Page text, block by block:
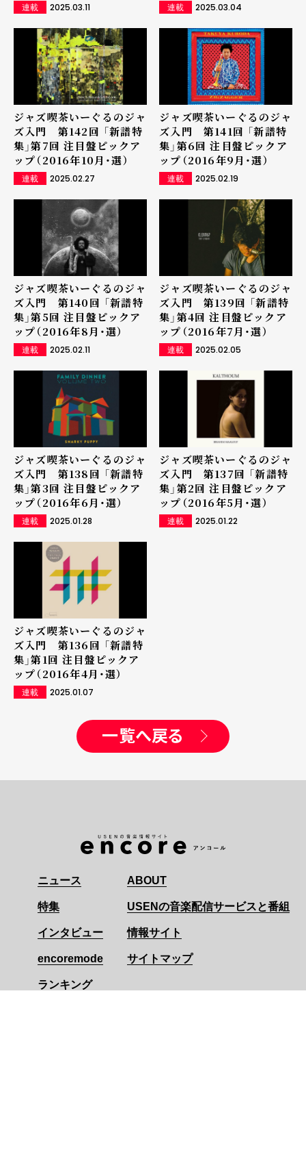
連載 2025.03.11 連載 2025.03.04
ジャズ喫茶いーぐるのジャ
ズ入門 第142回 「新譜特
集」第7回 注目盤ピックア
ップ（2016年10月・選）
連載 2025.02.27
ジャズ喫茶いーぐるのジャ
ズ入門 第141回 「新譜特
集」第6回 注目盤ピックア
ップ（2016年9月・選）
連載 2025.02.19
ジャズ喫茶いーぐるのジャ
ズ入門 第140回 「新譜特
集」第5回 注目盤ピックア
ップ（2016年8月・選）
連載 2025.02.11
ジャズ喫茶いーぐるのジャ
ズ入門 第139回 「新譜特
集」第4回 注目盤ピックア
ップ（2016年7月・選）
連載 2025.02.05
ジャズ喫茶いーぐるのジャ
ズ入門 第138回 「新譜特
集」第3回 注目盤ピックア
ップ（2016年6月・選）
連載 2025.01.28
ジャズ喫茶いーぐるのジャ
ズ入門 第137回 「新譜特
集」第2回 注目盤ピックア
ップ（2016年5月・選）
連載 2025.01.22
ジャズ喫茶いーぐるのジャ
ズ入門 第136回 「新譜特
集」第1回 注目盤ピックア
ップ（2016年4月・選）
連載 2025.01.07
一覧へ戻る
ニュース
特集
インタビュー
encoremode
ランキング
ABOUT
USENの音楽配信サービスと番組
情報サイト
サイトマップ